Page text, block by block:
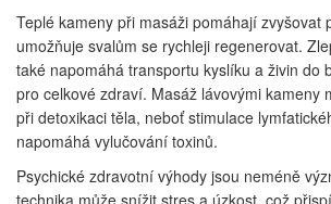
Teplé kameny při masáži pomáhají zvyšovat
umožňuje svalům se rychleji regenerovat.
také napomáhá transportu kyslíku a živin do
pro celkové zdraví. Masáž lávovými kameny
při detoxikaci těla, neboť stimulace
napomáhá vylučování toxinů.
Psychické zdravotní výhody jsou neméně